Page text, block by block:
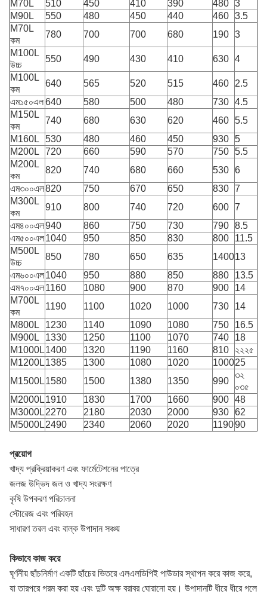
M70L 510 450 410 390 480 3
M90L
550 480 450 440 460 3.5
M70L
কম
780 700 700 680 190 3
M100L
উচ্চ
550 490 430 410 630 4
M100L
কম
640 565 520 515 460
2.5
এম১৫০এল640 580 500 480 730 4.5
M150L
কম
740 680 630 620 460 5.5
M160L
530 480 460 450 930 5
M200L
720 660 590 570 750 5.5
M200L
কম
820 740 680 660 530 6
এম৩০০এল820 750 670 650 830 7
M300L
কম
910 800 740 720 600 7
এম৪০০এল940 860 750 730 790 8.5
এম৫০০এল1040 950 850 830 800
11.5
M500L
উচ্চ
850 780 650 635 140013
এম৬০০এল1040 950 880 850 880
13.5
এম৭০০এল1160 1080 900 870 900
14
M700L
কম
1190 1100 1020 1000 730
14
M800L
1230 1140 1090 1080 750
16.5
M900L
1330 1250 1100 1070 740
18
M1000L1400 1320 1190 1160 810
২২২৫
M1200L1385 1300 1080 1020 100025
M1500L1580 1500 1380 1350 990
৩২
০৩৫
M2000L1910 1830 1700 1660 900 48
M3000L2270 2180 2030 2000 930 62
M5000L2490 2340 2060 2020 119090
প্রয়োগ
খাদ্য প্রক্রিয়াকরণ এবং ফার্মেটেশনের পাত্রে
জলজ উদ্ভিদ জল ও খাদ্য সংরক্ষণ
কৃষি উপকরণ পরিচালনা
স্টোরেজ এবং পরিবহন
সাধারণ তরল এবং বাল্ক উপাদান সঞ্চয়
কিভাবে কাজ করে
ঘূর্ণনীয় ছাঁচনির্মাণ একটি ছাঁচের ভিতরে এলএলডিপিই পাউডার স্থাপন করে কাজ করে,
যা তারপরে গরম করা হয় এবং দুটি অক্ষ বরাবর ঘোরানো হয়। উপাদানটি ধীরে ধীরে গলে